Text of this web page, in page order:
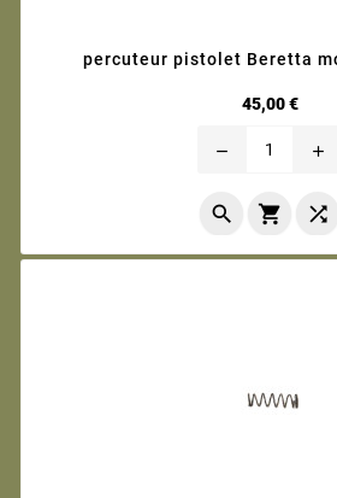
percuteur pistolet Beretta
45,00 €Prix
remove add
  